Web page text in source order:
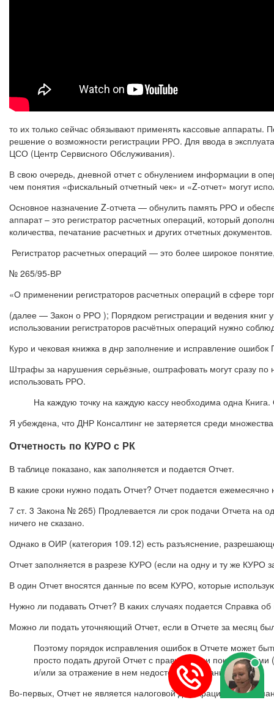
то их только сейчас обязывают применять кассовые
решение о возможности регистрации РРО. Для ввода в
ЦСО (Центр Сервисного Обслуживания).
В свою очередь, дневной отчет с обнулением информации в
чем понятия «фискальный отчетный чек» и «Z-отчет» могут
Основное назначение Z-отчета — обнулить память РРО и
аппарат – это регистратор расчетных операций, который
количества, печатание расчетных и других отчетных документов.
Регистратор расчетных операций — это более широкое
№ 265/95-ВР
«О применении регистраторов расчетных операций в сфере
(далее — Закон о РРО ); Порядком регистрации и ведения книг
использовании регистраторов расчётных операций нужно
Куро и чековая книжка в днр заполнение и исправление
Штрафы за нарушения серьёзные, оштрафовать могут сразу по
использовать РРО.
На каждую точку на каждую кассу необходима одна
Я убеждена, что ДНР Консалтинг не затеряется среди
Отчетность по КУРО с РК
В таблице показано, как заполняется и подается Отчет.
В какие сроки нужно подать Отчет? Отчет подается
7 ст. 3 Закона № 265) Продлевается ли срок подачи Отчета на
ничего не сказано.
Однако в ОИР (категория 109.12) есть разъяснение,
Отчет заполняется в разрезе КУРО (если на одну и ту же КУРО
В один Отчет вносятся данные по всем КУРО, которые
Нужно ли подавать Отчет? В каких случаях подается Справка
Можно ли подать уточняющий Отчет, если в Отчете за месяц
Поэтому порядок исправления ошибок в Отчете может
просто подать другой Отчет с правильными
и/или за отражение в нем недостоверных данных?
Во-первых, Отчет не является налоговой декларацией в